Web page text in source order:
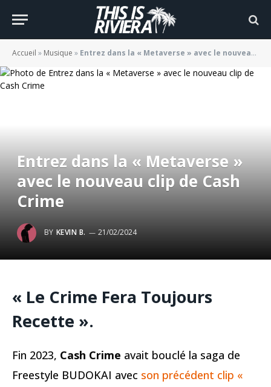
Accueil » Musique » Entrez dans la « Metaverse » avec le nouveau clip de Cash Crime
Entrez dans la « Metaverse »
avec le nouveau clip de Cash
Crime
BY KEVIN B. 21/02/2024
« Le Crime Fera Toujours
Recette ».
Fin 2023, Cash Crime avait bouclé la saga de
Freestyle BUDOKAI avec son précédent clip «